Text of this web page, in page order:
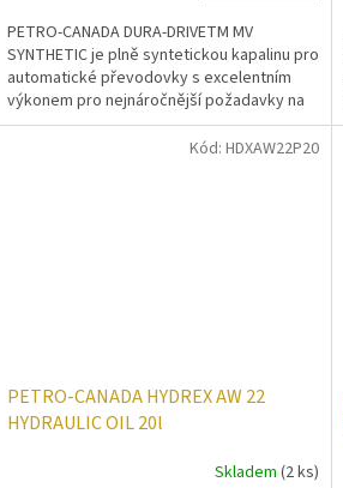
PETRO-CANADA DURA-DRIVETM MV
SYNTHETIC je plně syntetickou kapalinu pro
automatické převodovky s excelentním
výkonem pro nejnáročnější požadavky na
výkon kapaliny. Splňuje...
PETRO-CANADA HYDREX AW 22
HYDRAULIC OIL 20l
Skladem (2 ks)
Kód: HDXAW22P20